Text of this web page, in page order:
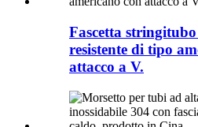
Fascetta
resistente di tipo
attacco a V.